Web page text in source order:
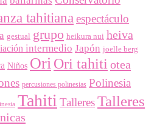
tahitiana espectáculo
gestual grupo heikura nui heiva
intermedio Japón joelle berg
Niños OriOri tahiti otea
percusiones polinesias Polinesia
Tahiti TalleresTalleres